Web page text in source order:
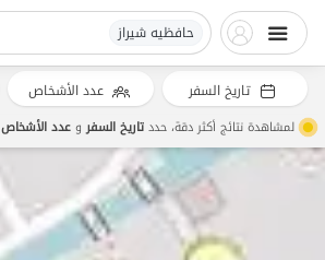
حافظیه شیراز
تاريخ السفر عدد الأشخاص
لمشاهدة نتائج أكثر دقة، حددتاريخ السفروعدد الأشخاص